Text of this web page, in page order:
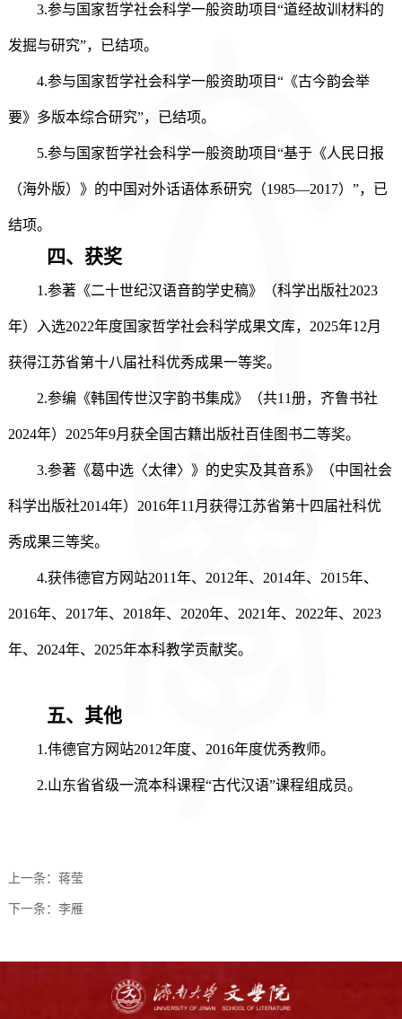
3.参与国家哲学社会科学一般资助项目“道经故训材料的
发掘与研究”，已结项。
4.参与国家哲学社会科学一般资助项目“《古今韵会举
要》多版本综合研究”，已结项。
5.参与国家哲学社会科学一般资助项目“基于《人民日报
（海外版）》的中国对外话语体系研究（1985—2017）”，已
结项。
四、 获奖
1.参著《二十世纪汉语音韵学史稿》（科学出版社2023
年）入选2022年度国家哲学社会科学成果文库，2025年1 2月
获得江苏省第十八届社科优秀成果一等奖。
2.参编《韩国传世汉字韵书集成》（共11册，齐鲁书社
2024年）2025年9月获全国古籍出版社百佳图书二等奖。
3.参著《葛中选〈太律〉》的史实及其音系》（中国社会
科学出版社2014年）2016年11月获得江苏省第十四届社科优
秀成果三等奖。
4.获伟德官方网站2011年、2012年、2014年、2015年、
2016年、2017年、2018年、2020年、2021年、2022年、2023
年、 2024年、 2025年本科教学贡献奖。
五、 其他
1.伟德官方网站2012年度、2016年度优秀教师。
2.山东省省级一流本科课程“古代汉语”课程组成员。
上一条： 蒋莹
下一条： 李雁